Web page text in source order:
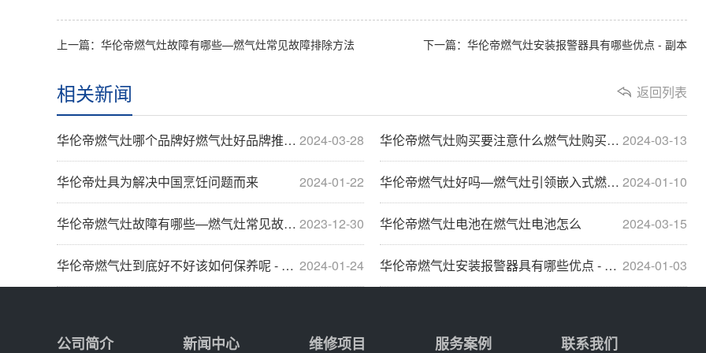
上一篇：华伦帝燃气灶故障有哪些—燃气灶常见故障排除方法 下一篇：华伦帝燃气灶安装报警器具有哪些优点 - 副本
返回列表
相关新闻
2024-03-28
华伦帝燃气灶哪个品牌好燃气灶好品牌推荐【详解】 2024-03-13
华伦帝燃气灶购买要注意什么燃气灶购买注意事项大···
2024-01-22
华伦帝灶具为解决中国烹饪问题而来 2024-01-10
华伦帝燃气灶好吗—燃气灶引领嵌入式燃气灶革新
2023-12-30
华伦帝燃气灶故障有哪些—燃气灶常见故障排除方法 2024-03-15
华伦帝燃气灶电池在燃气灶电池怎么
2024-01-24
华伦帝燃气灶到底好不好该如何保养呢 - 副本 2024-01-03
华伦帝燃气灶安装报警器具有哪些优点 - 副本
公司简介 新闻中心 维修项目 服务案例 联系我们